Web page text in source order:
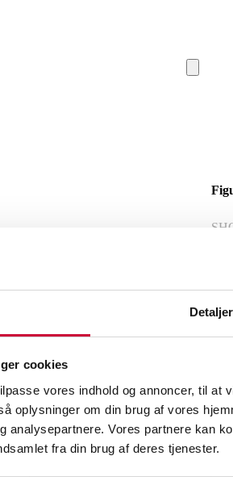
Detaljer
cookies
vores indhold og annoncer, til at
oplysninger om din brug af vores
analysepartnere. Vores partnere kan
fra din brug af deres tjenester.
Lignende
og modtag nyheder samt tilbud